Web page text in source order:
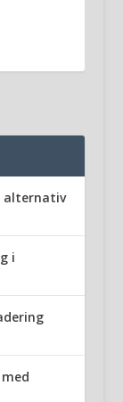
alternativ
i